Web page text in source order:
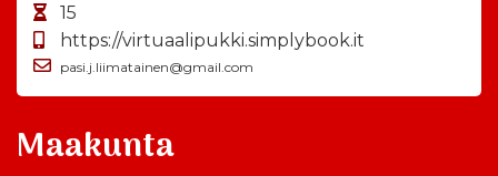
15
https://virtuaalipukki.simplybook.it
pasi.j.liimatainen@gmail.com
Maakunta